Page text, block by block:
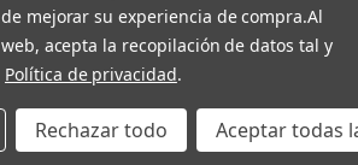
mejorar su experiencia de compra.Al
acepta la recopilación de datos tal y
Política de privacidad.
Rechazar todo Aceptar todas